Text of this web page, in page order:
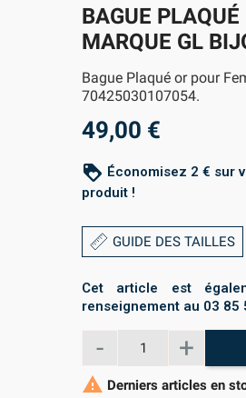
BAGUE
MARQUE GL
Bague Plaqué or pour
70425030107054.
49,00 €
loyalty Économisez 2 € sur
produit !
GUIDE DES TAILLES
Cet article est
renseignement au 03 85
 Derniers articles en